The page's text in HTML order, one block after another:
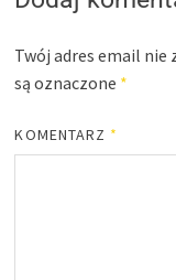
Twój adres email nie
są oznaczone *
KOMENTARZ *